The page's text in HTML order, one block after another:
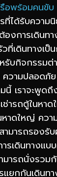
รือพร้อมคนขั
ที่ได้รับความ
องการเดินท
ที่เดินทางเ
รับกิจกรรม
วามปลอดภั
นี้ เราจะพู
ช่ารถตู้ในห
าดใหญ่ ควา
มารถรองรั
ารเดินทางแ
มารถนั่งรวม
แยกกันเดินท